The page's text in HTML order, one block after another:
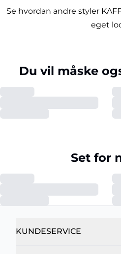
Se hvordan andre styler
eget
Du vil måske
Set for
KUNDESERVICE